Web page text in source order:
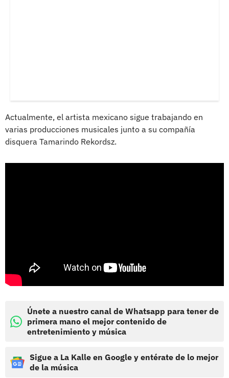
Actualmente, el artista mexicano sigue trabajando en
varias producciones musicales junto a su compañía
disquera Tamarindo Rekordsz.
Únete a nuestro canal de Whatsapp para tener de
primera mano el mejor contenido de
entretenimiento y música
Sigue a La Kalle en Google y entérate de lo mejor
de la música